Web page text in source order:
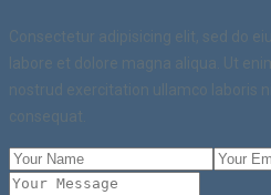
Consectetur adipisicing elit, sed do
labore et dolore magna aliqua. Ut
nostrud exercitation ullamco laboris
consequat.